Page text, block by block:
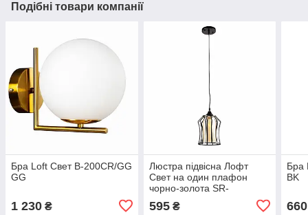
Подібні товари компанії
Бра Loft Свет B-200CR/GG
GG
1 230 ₴
Люстра підвісна Лофт
Свет на один плафон
чорно-золота SR-
595₴
Бра
BK
660